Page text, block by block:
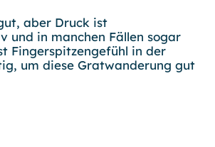
aber Druck ist
und in manchen Fällen sogar
Fingerspitzengefühl in der
um diese Gratwanderung gut